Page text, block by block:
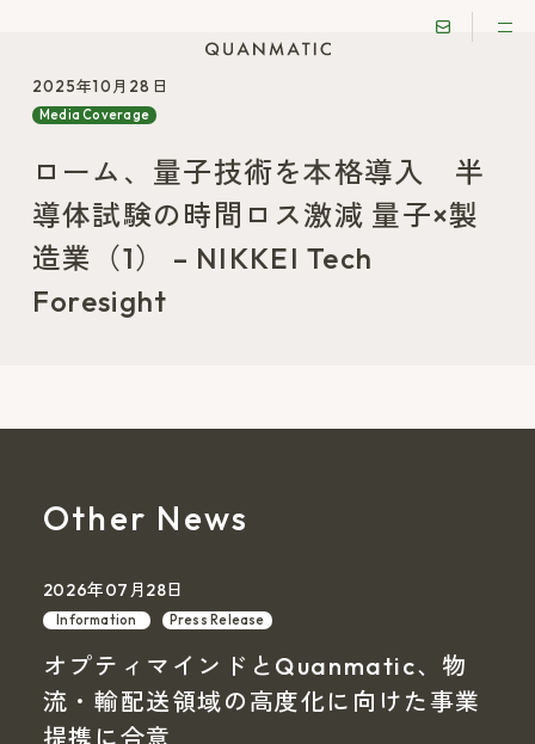
2025年10月28日
Media Coverage
ローム、量子技術を本格導入 半
導体試験の時間ロス激減 量子×製
造業（1） – NIKKEI Tech
Foresight
Other News
2026年07月28日
Information Press Release
オプティマインドとQuanmatic、物
流・輸配送領域の高度化に向けた事業
提携に合意